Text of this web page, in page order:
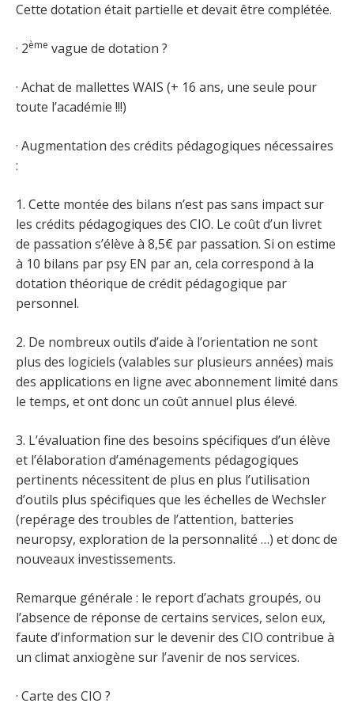
Cette dotation était partielle et devait être complétée.
· 2ème vague de dotation ?
· Achat de mallettes WAIS (+ 16 ans, une seule pour
toute l’académie !!!)
· Augmentation des crédits pédagogiques nécessaires
:
1. Cette montée des bilans n’est pas sans impact sur
les crédits pédagogiques des CIO. Le coût d’un livret
de passation s’élève à 8,5€ par passation. Si on estime
à 10 bilans par psy EN par an, cela correspond à la
dotation théorique de crédit pédagogique par
personnel.
2. De nombreux outils d’aide à l’orientation ne sont
plus des logiciels (valables sur plusieurs années) mais
des applications en ligne avec abonnement limité dans
le temps, et ont donc un coût annuel plus élevé.
3. L’évaluation fine des besoins spécifiques d’un élève
et l’élaboration d’aménagements pédagogiques
pertinents nécessitent de plus en plus l’utilisation
d’outils plus spécifiques que les échelles de Wechsler
(repérage des troubles de l’attention, batteries
neuropsy, exploration de la personnalité …) et donc de
nouveaux investissements.
Remarque générale : le report d’achats groupés, ou
l’absence de réponse de certains services, selon eux,
faute d’information sur le devenir des CIO contribue à
un climat anxiogène sur l’avenir de nos services.
· Carte des CIO ?